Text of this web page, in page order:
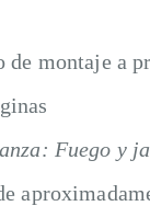
de montaje a
Fuego y